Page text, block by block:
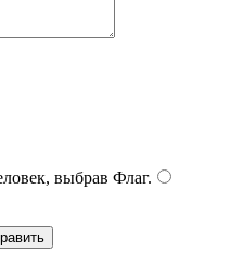
выбрав Флаг.